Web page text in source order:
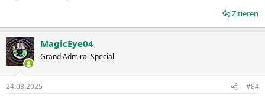
Zitieren
MagicEye04
Grand Admiral Special
24.08.2025 #84